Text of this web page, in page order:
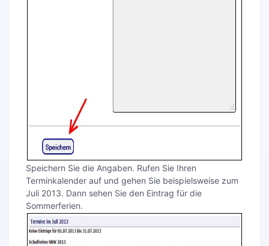
Speichern Sie die Angaben. Rufen Sie Ihren
Terminkalender auf und gehen Sie beispielsweise zum
Juli 2013. Dann sehen Sie den Eintrag für die
Sommerferien.